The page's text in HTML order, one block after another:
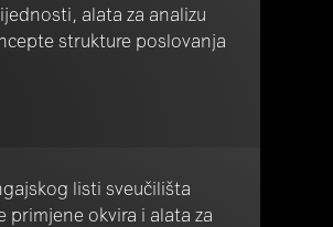
alata za analizu
strukture poslovanja
listi sveučilišta
okvira i alata za